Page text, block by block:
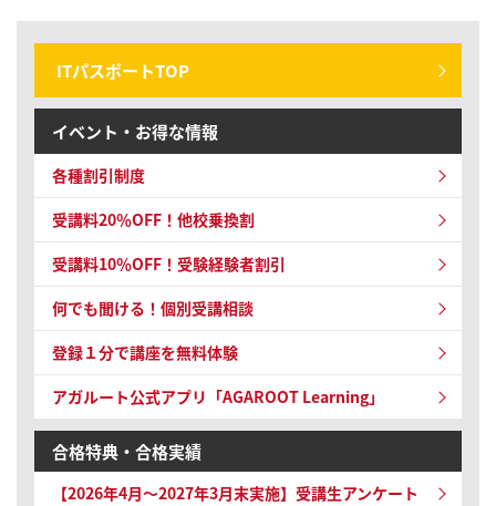
ITパスポートTOP
イベント・お得な情報
各種割引制度
受講料20％OFF！他校乗換割
受講料10％OFF！ 受験経験者割引
何でも聞ける！個別受講相談
登録１分で講座を無料体験
アガルート公式アプリ「AGAROOT Learning」
合格特典・合格実績
【2026年4月～2027年3月末実施】受講生アンケート